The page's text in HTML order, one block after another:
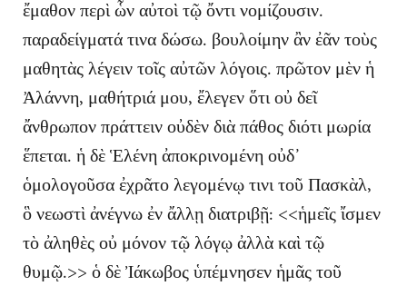
ἔμαθον περὶ ὧν αὐτοὶ τῷ ὄντι νομίζουσιν.
παραδείγματά τινα δώσω. βουλοίμην ἂν ἐᾶν τοὺς
μαθητὰς λέγειν τοῖς αὐτῶν λόγοις. πρῶτον μὲν ἡ
Ἀλάννη, μαθήτριά μου, ἔλεγεν ὅτι οὐ δεῖ
ἄνθρωπον πράττειν οὐδὲν διὰ πάθος διότι μωρία
ἕπεται. ἡ δὲ Ἑλένη ἀποκρινομένη οὐδ᾽
ὁμολογοῦσα ἐχρᾶτο λεγομένῳ τινι τοῦ Πασκὰλ,
ὃ νεωστὶ ἀνέγνω ἐν ἄλλῃ διατριβῇ: <<ἡμεῖς ἴσμεν
τὸ ἀληθὲς οὐ μόνον τῷ λόγῳ ἀλλὰ καὶ τῷ
θυμῷ.>> ὁ δὲ Ἰάκωβος ὑπέμνησεν ἡμᾶς τοῦ